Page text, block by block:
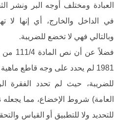
العبادة ومختلف أوجه البر ونشر
في الداخل والخارج، أي إنها لا
وبالتالي فهي لا تخضع للضريبة.
1981 لم يحدد على وجه قاطع
للضريبة، حيث لم تحدد الفقرة
العامة) شروط الإخضاع، مما
للتحديد ولا للتطبيق أو القياس